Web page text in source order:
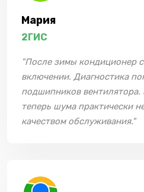
Мария
2ГИС
"После зимы кондиционер
включении. Диагностика
подшипников вентилятора.
теперь шума практически
качеством обслуживания."